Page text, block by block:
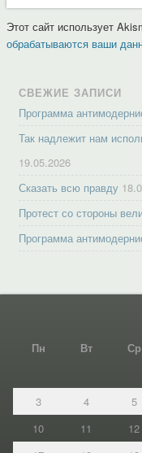
Этот сайт использует
обрабатываются ваши
СВЕЖИЕ ЗАПИСИ
Программа
Так надлежит нам
19.05.2026
Сказать всю правду
Протест со стороны
Программа
Пн
Вт Ср
3
4 5
10
11 12